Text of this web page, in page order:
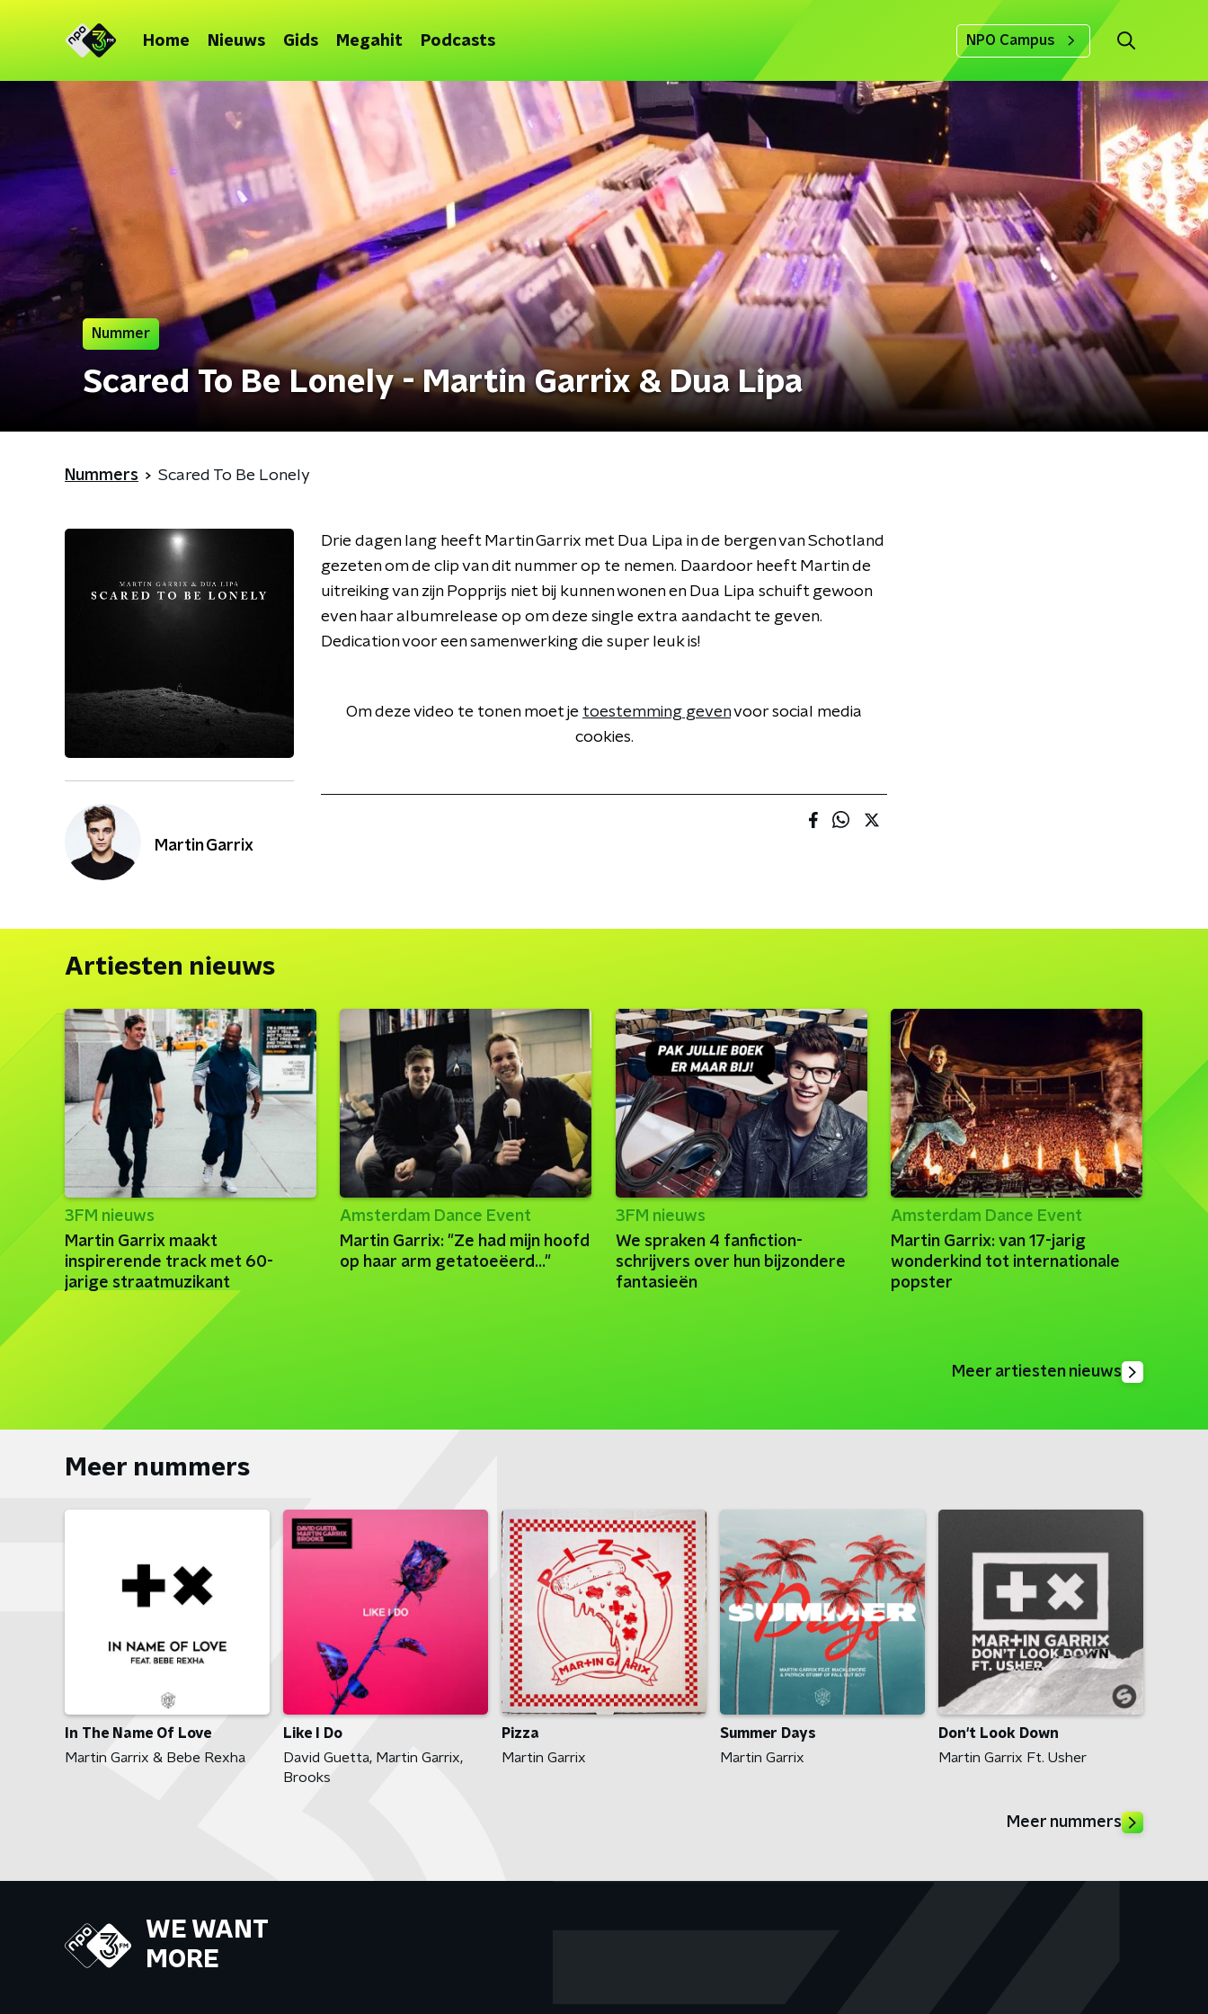
Home Nieuws Gids Megahit Podcasts NPO Campus
Nummer
Scared To Be Lonely - Martin Garrix & Dua Lipa
Nummers Scared To Be Lonely
Martin Garrix
Drie dagen lang heeft Martin Garrix met Dua Lipa in de bergen van Schotland
gezeten om de clip van dit nummer op te nemen. Daardoor heeft Martin de
uitreiking van zijn Popprijs niet bij kunnen wonen en Dua Lipa schuift gewoon
even haar albumrelease op om deze single extra aandacht te geven.
Dedication voor een samenwerking die super leuk is!
Om deze video te tonen moet je toestemming gevenvoor social media
cookies.
Artiesten nieuws
3FM nieuws
Martin Garrix maakt
inspirerende track met 60-
jarige straatmuzikant
Amsterdam Dance Event
Martin Garrix: "Ze had mijn hoofd
op haar arm getatoeëerd..."
3FM nieuws
We spraken 4 fanfiction-
schrijvers over hun bijzondere
fantasieën
Amsterdam Dance Event
Martin Garrix: van 17-jarig
wonderkind tot internationale
popster
Meer artiesten nieuws
Meer nummers
In The Name Of Love
Martin Garrix & Bebe Rexha
Like I Do
David Guetta, Martin Garrix,
Brooks
Pizza
Martin Garrix
Summer Days
Martin Garrix
Don't Look Down
Martin Garrix Ft. Usher
Meer nummers
WE WANT
MORE